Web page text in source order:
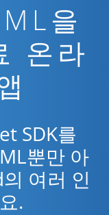
을
온라
SDK를
뿐만 아
여러 인
.